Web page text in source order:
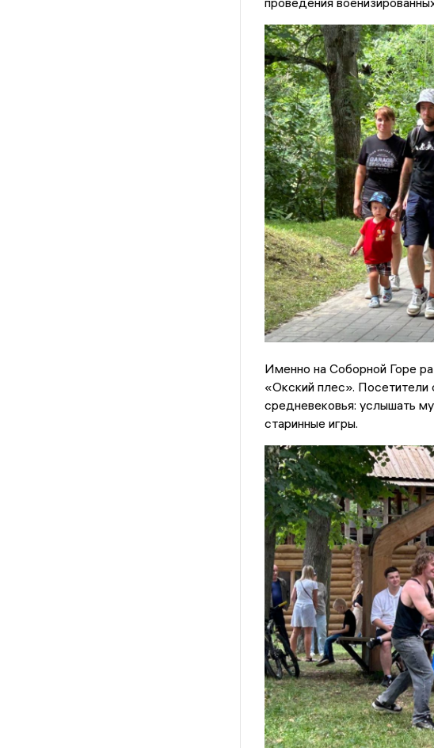
Именно на Соборной Горе
«Окский плес». Посетители
средневековья: услышать
старинные игры.